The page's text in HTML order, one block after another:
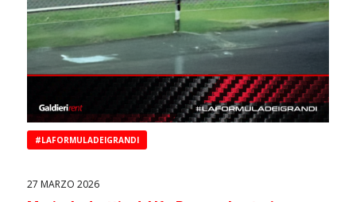
#LAFORMULADEIGRANDI
27 MARZO 2026